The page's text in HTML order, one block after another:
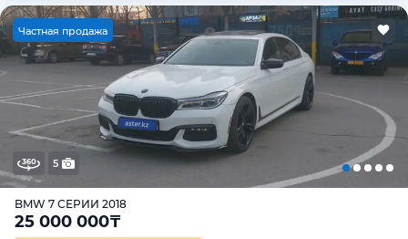
Частная продажа
5
BMW 7 СЕРИИ 2018
25 000 000₸